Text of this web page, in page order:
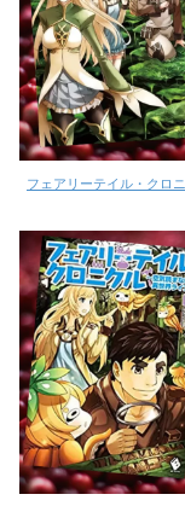
フェアリーテイル・クロ